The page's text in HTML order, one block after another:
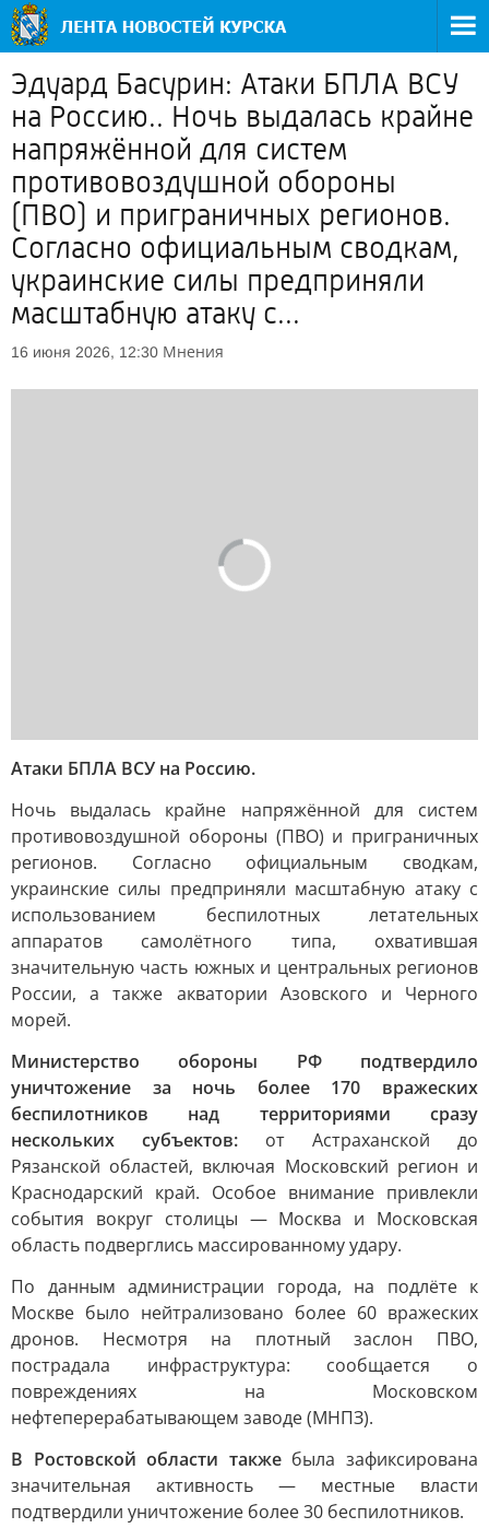
Эдуард Басурин: Атаки БПЛА ВСУ
на Россию.. Ночь выдалась крайне
напряжённой для систем
противовоздушной обороны
(ПВО) и приграничных регионов.
Согласно официальным сводкам,
украинские силы предприняли
масштабную атаку с...
16 июня 2026, 12:30 Мнения
Атаки БПЛА ВСУ на Россию.
Ночь выдалась крайне напряжённой для систем
противовоздушной обороны (ПВО) и приграничных
регионов. Согласно официальным сводкам,
украинские силы предприняли масштабную атаку с
использованием беспилотных летательных
аппаратов самолётного типа, охватившая
значительную часть южных и центральных регионов
России, а также акватории Азовского и Черного
морей.
Министерство обороны РФ подтвердило
уничтожение за ночь более 170 вражеских
беспилотников над территориями сразу
нескольких субъектов: от Астраханской до
Рязанской областей, включая Московский регион и
Краснодарский край. Особое внимание привлекли
события вокруг столицы — Москва и Московская
область подверглись массированному удару.
По данным администрации города, на подлёте к
Москве было нейтрализовано более 60 вражеских
дронов. Несмотря на плотный заслон ПВО,
пострадала инфраструктура: сообщается о
повреждениях на Московском
нефтеперерабатывающем заводе (МНПЗ).
В Ростовской области такжебыла зафиксирована
значительная активность — местные власти
подтвердили уничтожение более 30 беспилотников.